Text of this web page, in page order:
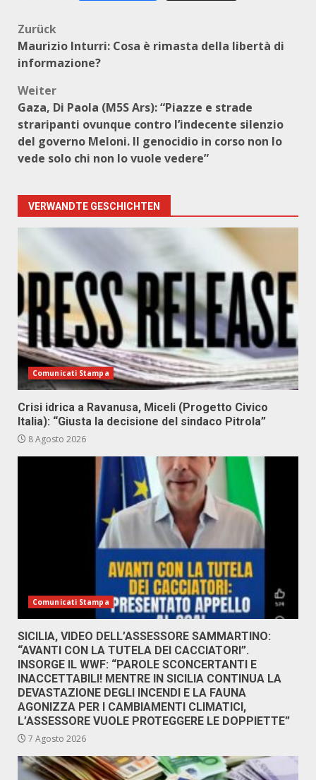
Beitragsnavigation
Zurück
Maurizio Inturri: Cosa è rimasta della libertà di
informazione?
Weiter
Gaza, Di Paola (M5S Ars): “Piazze e strade
straripanti ovunque contro l’indecente silenzio
del governo Meloni. Il genocidio in corso non lo
vede solo chi non lo vuole vedere”
VERWANDTE GESCHICHTEN
Comunicati Stampa
Crisi idrica a Ravanusa, Miceli (Progetto Civico
Italia): “Giusta la decisione del sindaco Pitrola”
8 Agosto 2026
Comunicati Stampa
SICILIA, VIDEO DELL’ASSESSORE SAMMARTINO:
“AVANTI CON LA TUTELA DEI CACCIATORI”.
INSORGE IL WWF: “PAROLE SCONCERTANTI E
INACCETTABILI! MENTRE IN SICILIA CONTINUA LA
DEVASTAZIONE DEGLI INCENDI E LA FAUNA
AGONIZZA PER I CAMBIAMENTI CLIMATICI,
L’ASSESSORE VUOLE PROTEGGERE LE DOPPIETTE”
7 Agosto 2026